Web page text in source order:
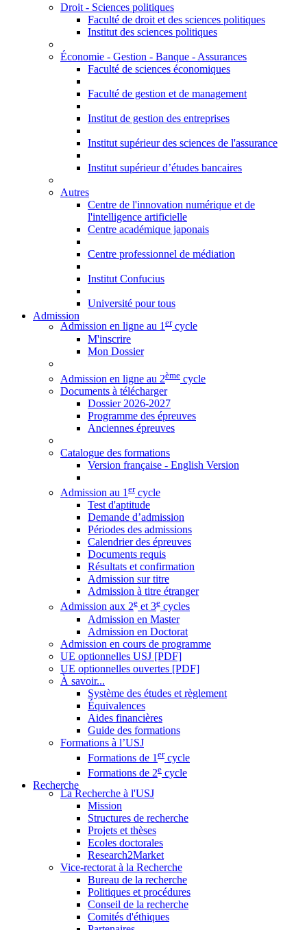
Droit - Sciences politiques
Faculté de droit et des sciences politiques
Institut des sciences politiques
Économie - Gestion - Banque - Assurances
Faculté de sciences économiques
Faculté de gestion et de management
Institut de gestion des entreprises
Institut supérieur des sciences de l'assurance
Institut supérieur d’études bancaires
Autres
Centre de l'innovation numérique et de
l'intelligence artificielle
Centre académique japonais
Centre professionnel de médiation
Institut Confucius
Université pour tous
Admission
Admission en ligne au 1ercycle
M'inscrire
Mon Dossier
Admission en ligne au 2ème cycle
Documents à télécharger
Dossier 2026-2027
Programme des épreuves
Anciennes épreuves
Catalogue des formations
Version française - English Version
Admission au 1 ercycle
Test d'aptitude
Demande d’admission
Périodes des admissions
Calendrier des épreuves
Documents requis
Résultats et confirmation
Admission sur titre
Admission à titre étranger
Admission aux 2e et 3e cycles
Admission en Master
Admission en Doctorat
Admission en cours de programme
UE optionnelles USJ [PDF]
UE optionnelles ouvertes [PDF]
À savoir...
Système des études et règlement
Équivalences
Aides financières
Guide des formations
Formations à l’USJ
Formations de 1 ercycle
Formations de 2e cycle
Recherche
La Recherche à l'USJ
Mission
Structures de recherche
Projets et thèses
Ecoles doctorales
Research2Market
Vice-rectorat à la Recherche
Bureau de la recherche
Politiques et procédures
Conseil de la recherche
Comités d'éthiques